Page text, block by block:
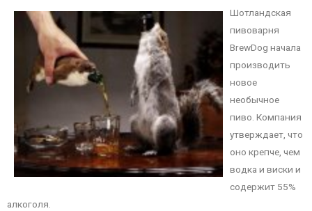
Шотландская
пивоварня
BrewDog начала
производить
новое
необычное
пиво. Компания
утверждает, что
оно крепче, чем
водка и виски и
содержит 55%
алкоголя.